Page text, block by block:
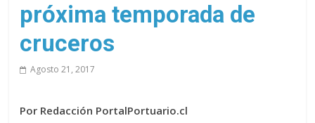
próxima temporada de
cruceros
Agosto 21, 2017
Por Redacción PortalPortuario.cl